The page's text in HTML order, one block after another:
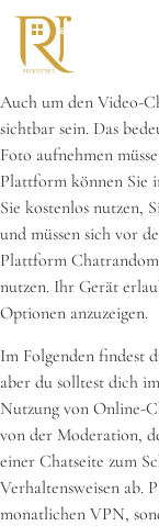
Auch um den Video-
sichtbar sein. Das
Foto aufnehmen
Plattform können Sie
Sie kostenlos nutzen,
und müssen sich vor
Plattform Chatrandom
nutzen. Ihr Gerät
Optionen anzuzeigen.
Im Folgenden findest
aber du solltest dich
Nutzung von Online-
von der Moderation,
einer Chatseite zum
Verhaltensweisen ab.
monatlichen VPN,